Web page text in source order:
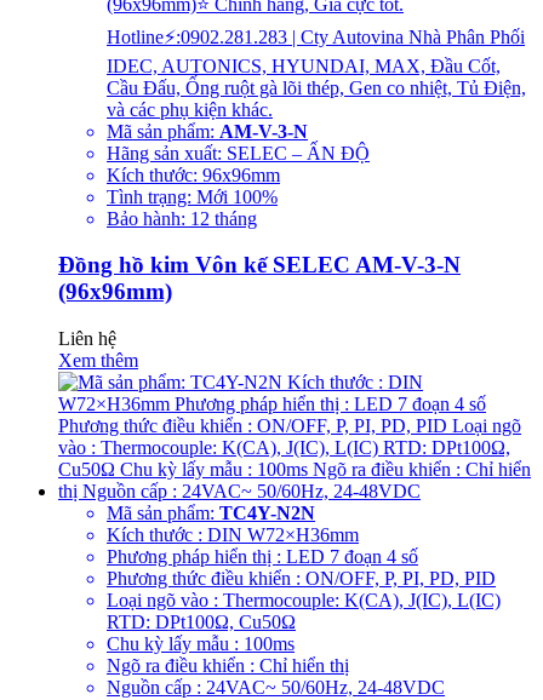
Hotline⚡:0902.281.283 | Cty Autovina Nhà Phân Phối
IDEC, AUTONICS, HYUNDAI, MAX, Đầu Cốt,
Cầu Đấu, Ống ruột gà lõi thép, Gen co nhiệt, Tủ Điện,
và các phụ kiện khác.
Mã sản phẩm: AM-V-3-N
Hãng sản xuất: SELEC – ẤN ĐỘ
Kích thước: 96x96mm
Tình trạng: Mới 100%
Bảo hành: 12 tháng
Đồng hồ kim Vôn kế SELEC AM-V-3-N
(96x96mm)
Liên hệ
Xem thêm
Mã sản phẩm: TC4Y-N2N
Kích thước : DIN W72×H36mm
Phương pháp hiển thị : LED 7 đoạn 4 số
Phương thức điều khiển : ON/OFF, P, PI, PD, PID
Loại ngõ vào : Thermocouple: K(CA), J(IC), L(IC)
RTD: DPt100Ω, Cu50Ω
Chu kỳ lấy mẫu : 100ms
Ngõ ra điều khiển : Chỉ hiển thị
Nguồn cấp : 24VAC~ 50/60Hz, 24-48VDC